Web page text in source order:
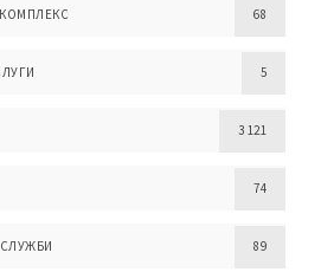
68
5
3 121
74
СЛУЖБИ 89